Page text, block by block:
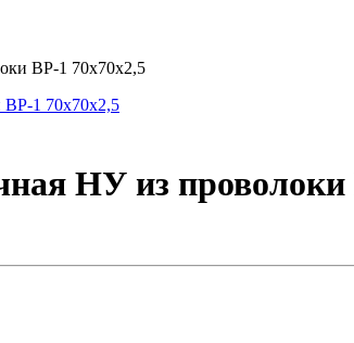
ВР-1 70х70х2,5
НУ из проволоки